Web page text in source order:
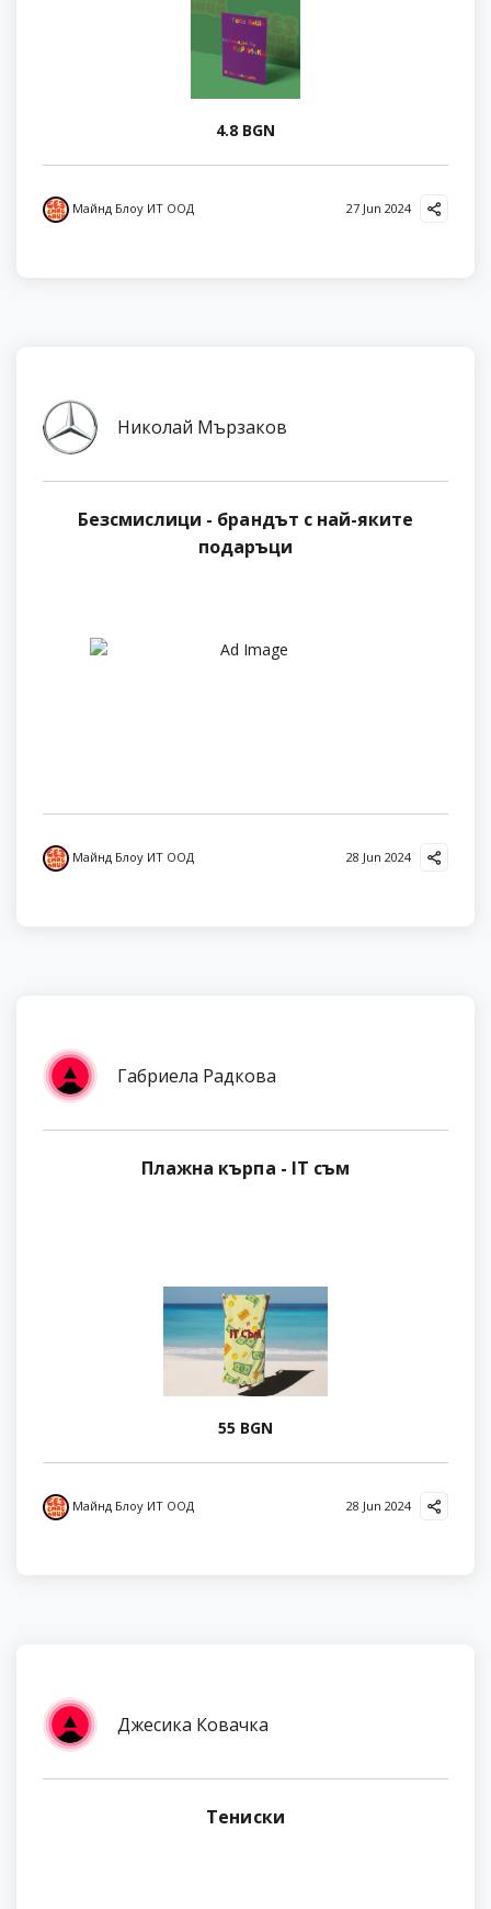
4.8 BGN
Майнд Блоу ИТ ООД 27 Jun 2024
Николай Мързаков
Безсмислици - брандът с най-яките
подаръци
Майнд Блоу ИТ ООД 28 Jun 2024
Габриела Радкова
Плажна кърпа - IT съм
55 BGN
Майнд Блоу ИТ ООД 28 Jun 2024
Джесика Ковачка
Тениски